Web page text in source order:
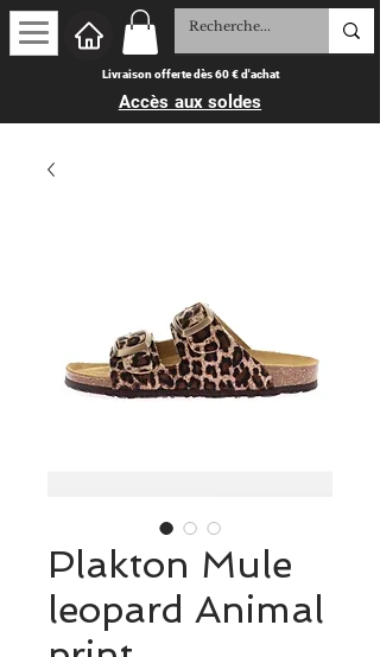
Livraison offerte dès 60 € d'achat
Accès aux soldes
Plakton Mule
leopard Animal